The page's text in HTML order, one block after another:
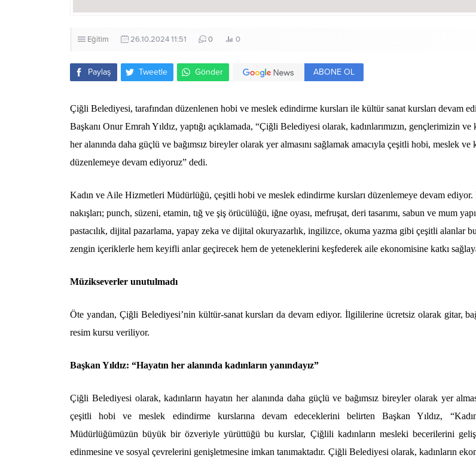
Eğitim 26.10.2024 11:51 0 0
Paylaş Tweetle Gönder ABONE OL
Çiğli Belediyesi, tarafından düzenlenen hobi ve meslek edindirme kursları ile kültür sanat kursları devam
Başkanı Onur Emrah Yıldız, yaptığı açıklamada, “Çiğli Belediyesi olarak, kadınlarımızın, gençlerimizin ve
her alanında daha güçlü ve bağımsız bireyler olarak yer almasını sağlamak amacıyla çeşitli hobi, meslek ve
düzenlemeye devam ediyoruz” dedi.
Kadın ve Aile Hizmetleri Müdürlüğü, çeşitli hobi ve meslek edindirme kursları düzenlemeye devam ediyor.
nakışları; punch, süzeni, etamin, tığ ve şiş örücülüğü, iğne oyası, mefruşat, deri tasarımı, sabun ve mum
pastacılık, dijital pazarlama, yapay zeka ve dijital okuryazarlık, ingilizce, okuma yazma gibi çeşitli alanlar
zengin içeriklerle hem keyifli anlar geçirecek hem de yeteneklerini keşfederek aile ekonomisine katkı
Müzikseverler unutulmadı
Öte yandan, Çiğli Belediyesi’nin kültür-sanat kursları da devam ediyor. İlgililerine ücretsiz olarak gitar,
resim kursu veriliyor.
Başkan Yıldız: “Hayatın her alanında kadınların yanındayız”
Çiğli Belediyesi olarak, kadınların hayatın her alanında daha güçlü ve bağımsız bireyler olarak yer
çeşitli hobi ve meslek edindirme kurslarına devam edeceklerini belirten Başkan Yıldız,
Müdürlüğümüzün büyük bir özveriyle yürüttüğü bu kurslar, Çiğlili kadınların mesleki becerilerini
edinmesine ve sosyal çevrelerini genişletmesine imkan tanımaktadır. Çiğli Belediyesi olarak, kadınların